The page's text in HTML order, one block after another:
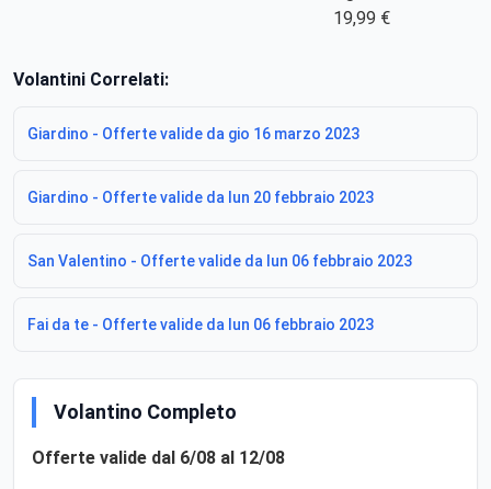
19,99 €
Volantini Correlati:
Giardino - Offerte valide da gio 16 marzo 2023
Giardino - Offerte valide da lun 20 febbraio 2023
San Valentino - Offerte valide da lun 06 febbraio 2023
Fai da te - Offerte valide da lun 06 febbraio 2023
Volantino Completo
Offerte valide dal 6/08 al 12/08